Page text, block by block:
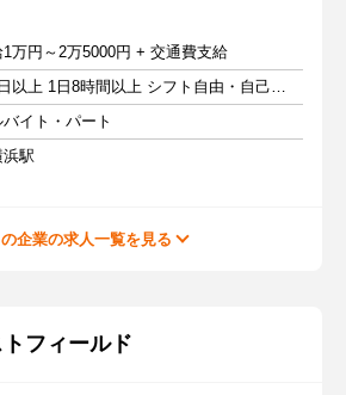
1万円～2万5000円 + 交通費支給
週1日以上 1日8時間以上 シフト自由・自己申告
バイト・パート
浜駅
企業の求人一覧を見る
フィールド